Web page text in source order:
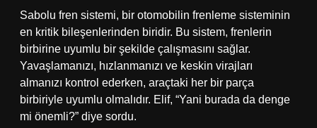
Sabolu fren sistemi, bir otomobilin frenleme sisteminin
en kritik bileşenlerinden biridir. Bu sistem, frenlerin
birbirine uyumlu bir şekilde çalışmasını sağlar.
Yavaşlamanızı, hızlanmanızı ve keskin virajları
almanızı kontrol ederken, araçtaki her bir parça
birbiriyle uyumlu olmalıdır. Elif, “Yani burada da denge
mi önemli?” diye sordu.